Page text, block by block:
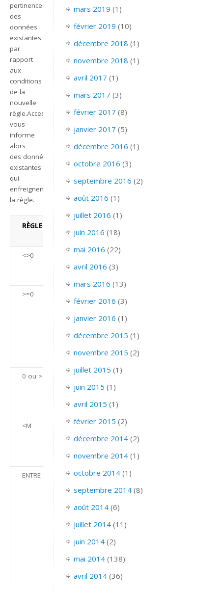
pertinence
des
données
existantes
par
rapport
aux
conditions
de la
nouvelle
règle.Access
vous
informe
alors
des données
existantes
qui
enfreignent
la règle.
RÈGLE DE VALIDATION
<>0
>=0
0 ou >100
<M
ENTRE 0 ET 1
mars 2019 (1)
février 2019 (10)
décembre 2018 (1)
novembre 2018 (1)
avril 2017 (1)
mars 2017 (3)
février 2017 (8)
janvier 2017 (5)
décembre 2016 (1)
octobre 2016 (3)
septembre 2016 (2)
août 2016 (1)
juillet 2016 (1)
juin 2016 (18)
mai 2016 (22)
avril 2016 (3)
mars 2016 (13)
février 2016 (3)
janvier 2016 (1)
décembre 2015 (1)
novembre 2015 (2)
juillet 2015 (1)
juin 2015 (1)
avril 2015 (1)
février 2015 (2)
décembre 2014(2)
novembre 2014(1)
octobre 2014(1)
septembre 2014(8)
août 2014(6)
juillet 2014(11)
juin 2014(2)
mai 2014(138)
avril 2014(36)